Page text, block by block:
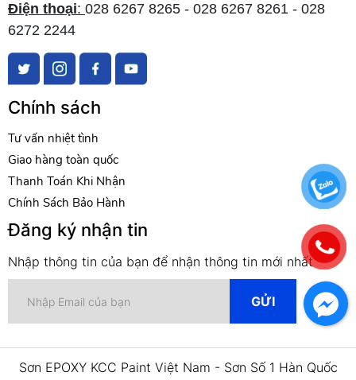
Điện thoại: 028 6267 8265 - 028 6267 8261 - 028
6272 2244
Chính sách
Tư vấn nhiệt tình
Giao hàng toàn quốc
Thanh Toán Khi Nhận
Chính Sách Bảo Hành
Đăng ký nhận tin
Nhập thông tin của bạn để nhận thông tin mới nhất
Sơn EPOXY KCC Paint Việt Nam - Sơn Số 1 Hàn Quốc